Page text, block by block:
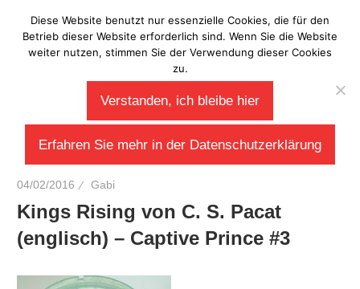
Inhalt
springen
Laberladen
04/02/2016 Gabi
Kings Rising von C. S. Pacat
(englisch) – Captive Prince #3
Diese Website benutzt nur essenzielle Cookies, die für den
Betrieb dieser Website erforderlich sind. Wenn Sie die Website
weiter nutzen, stimmen Sie der Verwendung dieser Cookies
zu.
Verstanden, ich bleibe hier
Erfahren Sie mehr in der Datenschutzerklärung